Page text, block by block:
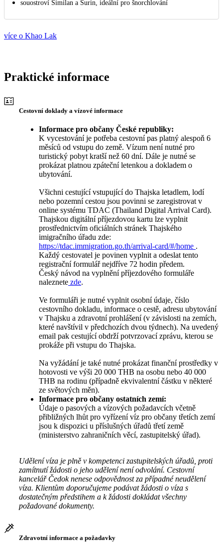
souostroví Similan a Surin, ideální pro šnorchlování
více o Khao Lak
Praktické informace
Cestovní doklady a vízové informace
Informace pro občany České republiky:
K vycestování je potřeba cestovní pas platný alespoň 6
měsíců od vstupu do země. Vízum není nutné pro
turistický pobyt kratší než 60 dní. Dále je nutné se
prokázat platnou zpáteční letenkou a dokladem o
ubytování.
Všichni cestující vstupující do Thajska letadlem, lodí
nebo pozemní cestou jsou povinni se zaregistrovat v
online systému TDAC (Thailand Digital Arrival Card).
Thajskou digitální příjezdovou kartu lze vyplnit
prostřednictvím oficiálních stránek Thajského
imigračního úřadu zde:
https://tdac.immigration.go.th/arrival-card/#/home .
Každý cestovatel je povinen vyplnit a odeslat tento
registrační formulář nejdříve 72 hodin předem.
Český návod na vyplnění příjezdového formuláře
naleznete zde.
Ve formuláři je nutné vyplnit osobní údaje, číslo
cestovního dokladu, informace o cestě, adresu ubytování
v Thajsku a zdravotní prohlášení (v závislosti na zemích,
které navštívil v předchozích dvou týdnech). Na uvedený
email pak cestující obdrží potvrzovací zprávu, kterou se
prokáže při vstupu do Thajska.
Na vyžádání je také nutné prokázat finanční prostředky v
hotovosti ve výši 20 000 THB na osobu nebo 40 000
THB na rodinu (případně ekvivalentní částku v některé
ze světových měn).
Informace pro občany ostatních zemí:
Údaje o pasových a vízových požadavcích včetně
přibližných lhůt pro vyřízení víz pro občany třetích zemí
jsou k dispozici u příslušných úřadů třetí země
(ministerstvo zahraničních věcí, zastupitelský úřad).
Udělení víza je plně v kompetenci zastupitelských úřadů, proti
zamítnutí žádosti o jeho udělení není odvolání. Cestovní
kancelář Čedok nenese odpovědnost za případné neudělení
víza. Klientům doporučujeme podávat žádosti o víza s
dostatečným předstihem a k žádosti dokládat všechny
požadované dokumenty.
Zdravotní informace a požadavky